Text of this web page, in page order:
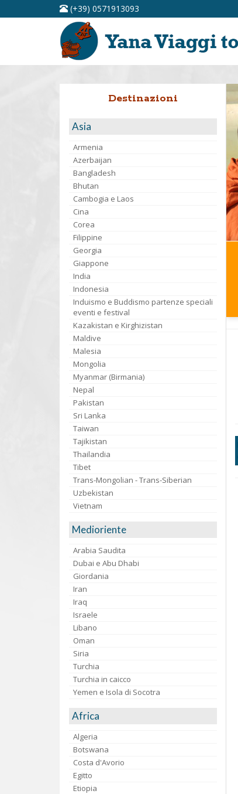
(+39) 0571913093
Destinazioni
Asia
Armenia
Azerbaijan
Bangladesh
Bhutan
Cambogia e Laos
Cina
Corea
Filippine
Georgia
Giappone
India
Indonesia
Induismo e Buddismo partenze speciali
eventi e festival
Kazakistan e Kirghizistan
Maldive
Malesia
Mongolia
Myanmar (Birmania)
Nepal
Pakistan
Sri Lanka
Taiwan
Tajikistan
Thailandia
Tibet
Trans-Mongolian - Trans-Siberian
Uzbekistan
Vietnam
Medioriente
Arabia Saudita
Dubai e Abu Dhabi
Giordania
Iran
Iraq
Israele
Libano
Oman
Siria
Turchia
Turchia in caicco
Yemen e Isola di Socotra
Africa
Algeria
Botswana
Costa d'Avorio
Egitto
Etiopia